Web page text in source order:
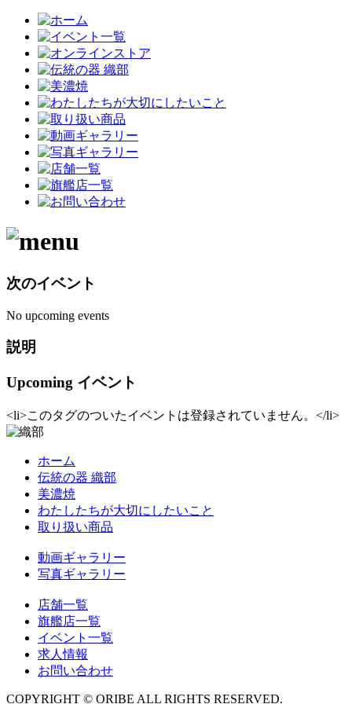
次のイベント
No upcoming events
説明
Upcoming イベント
<li>このタグのついたイベントは登録されていません。</li>
ホーム
伝統の器 織部
美濃焼
わたしたちが大切にしたいこと
取り扱い商品
動画ギャラリー
写真ギャラリー
店舗一覧
旗艦店一覧
イベント一覧
求人情報
お問い合わせ
COPYRIGHT © ORIBE ALL RIGHTS RESERVED.